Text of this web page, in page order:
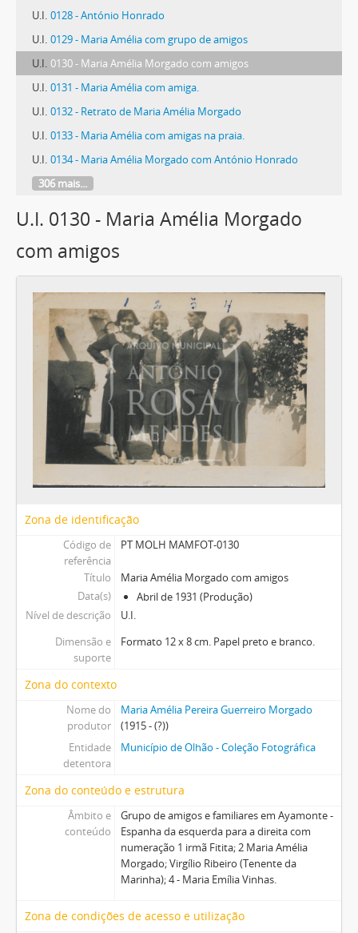
U.I. 0128 - António Honrado
U.I. 0129 - Maria Amélia com grupo de amigos
U.I. 0130 - Maria Amélia Morgado com amigos
U.I. 0131 - Maria Amélia com amiga.
U.I. 0132 - Retrato de Maria Amélia Morgado
U.I. 0133 - Maria Amélia com amigas na praia.
U.I. 0134 - Maria Amélia Morgado com António Honrado
306 mais...
U.I. 0130 - Maria Amélia Morgado
com amigos
Zona de identificação
Código de
referência
PT MOLH MAMFOT-0130
Título
Maria Amélia Morgado com amigos
Data(s)
Abril de 1931 (Produção)
Nível de descrição
U.I.
Dimensão e
suporte
Formato 12 x 8 cm. Papel preto e branco.
Zona do contexto
Nome do
produtor
Maria Amélia Pereira Guerreiro Morgado
(1915 - (?))
Entidade
detentora
Município de Olhão - Coleção Fotográfica
Zona do conteúdo e estrutura
Âmbito e
conteúdo
Grupo de amigos e familiares em Ayamonte -
Espanha da esquerda para a direita com
numeração 1 irmã Fitita; 2 Maria Amélia
Morgado; Virgílio Ribeiro (Tenente da
Marinha); 4 - Maria Emília Vinhas.
Zona de condições de acesso e utilização